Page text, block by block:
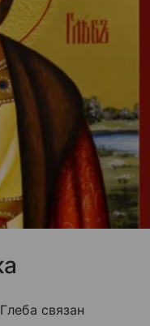
связан